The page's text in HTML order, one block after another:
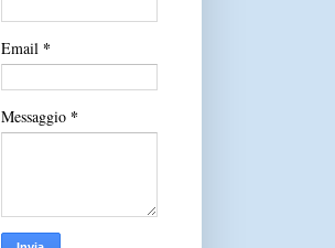
Email *
Messaggio *